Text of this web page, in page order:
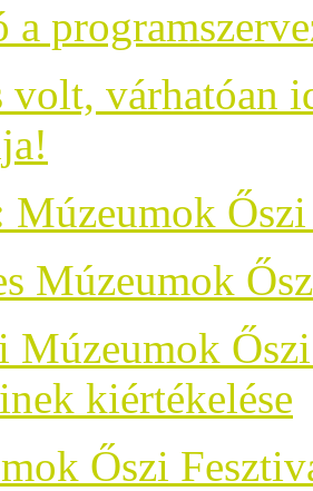
volt, várhatóan
Múzeumok
Múzeumok
Múzeumok
kiértékelése
Őszi